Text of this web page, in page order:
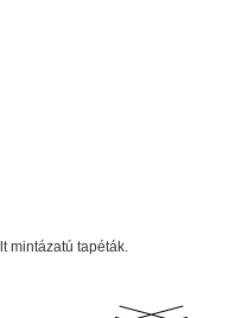
mintázatú tapéták.